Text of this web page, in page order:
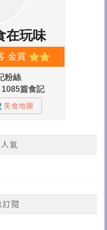
氣
閱